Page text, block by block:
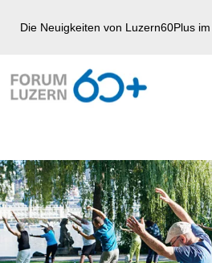
Die Neuigkeiten von Luzern60Plus im